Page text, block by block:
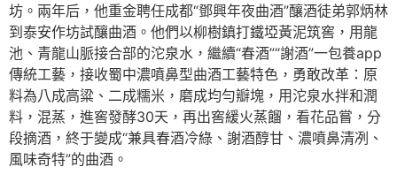
坊。兩年后，他重金聘任成都“鄧興年夜曲酒”釀酒徒弟郭炳林
到泰安作坊試釀曲酒。他們以柳樹鎮打鐵埡黃泥筑窖，用龍
池、青龍山脈接合部的沱泉水，繼續“春酒”“謝酒”一包養app
傳統工藝，接收蜀中濃噴鼻型曲酒工藝特色，勇敢改革：原
料為八成高粱、二成糯米，磨成均勻瓣塊，用沱泉水拌和潤
料，混蒸，進窖發酵30天，再出窖緩火蒸餾，看花品嘗，分
段摘酒，終于變成“兼具春酒冷綠、謝酒醇甘、濃噴鼻清冽、
風味奇特”的曲酒。